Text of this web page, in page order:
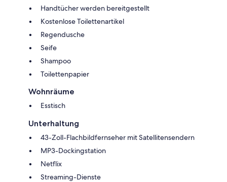
Handtücher werden bereitgestellt
Kostenlose Toilettenartikel
Regendusche
Seife
Shampoo
Toilettenpapier
Wohnräume
Esstisch
Unterhaltung
43-Zoll-Flachbildfernseher mit Satellitensendern
MP3-Dockingstation
Netflix
Streaming-Dienste